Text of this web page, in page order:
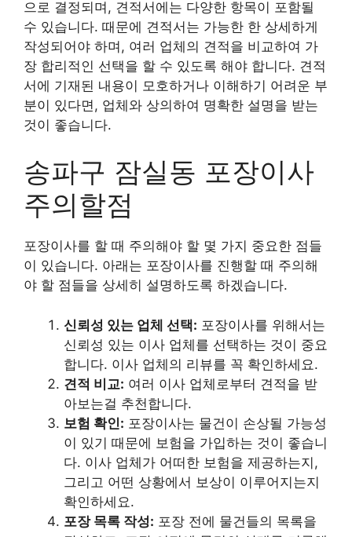
으로 결정되며, 견적서에는 다양한 항목이 포함될
수 있습니다. 때문에 견적서는 가능한 한 상세하게
작성되어야 하며, 여러 업체의 견적을 비교하여 가
장 합리적인 선택을 할 수 있도록 해야 합니다. 견적
서에 기재된 내용이 모호하거나 이해하기 어려운 부
분이 있다면, 업체와 상의하여 명확한 설명을 받는
것이 좋습니다.
송파구 잠실동 포장이사
주의할점
포장이사를 할 때 주의해야 할 몇 가지 중요한 점들
이 있습니다. 아래는 포장이사를 진행할 때 주의해
야 할 점들을 상세히 설명하도록 하겠습니다.
신뢰성 있는 업체 선택: 포장이사를 위해서는
신뢰성 있는 이사 업체를 선택하는 것이 중요
합니다. 이사 업체의 리뷰를 꼭 확인하세요.
견적 비교: 여러 이사 업체로부터 견적을 받
아보는걸 추천합니다.
보험 확인: 포장이사는 물건이 손상될 가능성
이 있기 때문에 보험을 가입하는 것이 좋습니
다. 이사 업체가 어떠한 보험을 제공하는지,
그리고 어떤 상황에서 보상이 이루어지는지
확인하세요.
포장 목록 작성: 포장 전에 물건들의 목록을